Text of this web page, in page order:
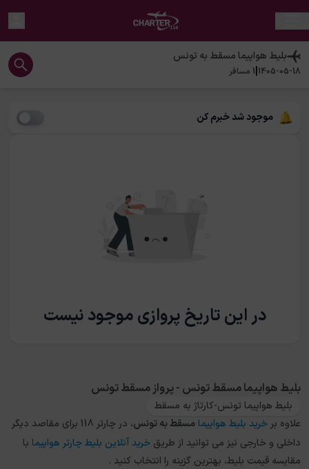
بلیط هواپیمامسقط به تونس
1405-05-18
|
1 مسافر
موجود شد خبرم کن
در این تاریخ پروازی موجود نیست
بلیط هواپیما مسقط تونس - پرواز مسقط تونس
بلیط هواپیما تونس-کارتاژ به مسقط
علاوه بر خرید بلیط هواپیما مسقطبهتونس
، در چارتر 118 برای مقاصد دیگر
داخلی و خارجی نیز می توانید از طریق خرید آنلاین بلیط چارتر هواپیما با
مقایسه قیمت بلیط، بهترین گزینه را انتخاب کنید .